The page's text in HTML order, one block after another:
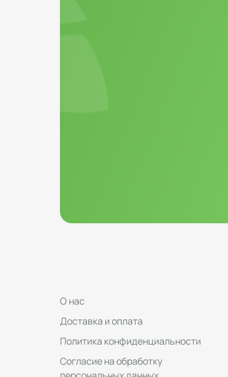
О нас
Доставка и оплата
Политика конфиденциальности
Согласие на обработку